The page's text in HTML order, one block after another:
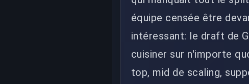
équipe censée être
intéressant: le draft de
cuisiner sur n'importe
top, mid de scaling,